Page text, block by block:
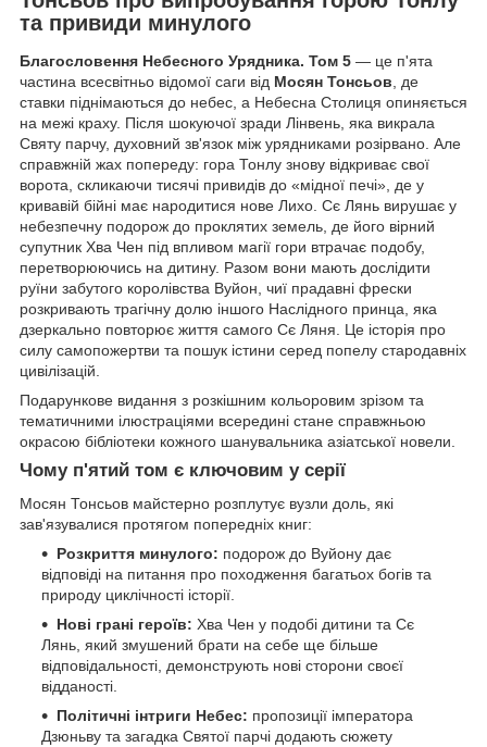
та привиди минулого
Благословення Небесного Урядника. Том 5 — це п'ята
частина всесвітньо відомої саги від Мосян Тонсьов, де
ставки піднімаються до небес, а Небесна Столиця опиняється
на межі краху. Після шокуючої зради Лінвень, яка викрала
Святу парчу, духовний зв'язок між урядниками розірвано. Але
справжній жах попереду: гора Тонлу знову відкриває свої
ворота, скликаючи тисячі привидів до «мідної печі», де у
кривавій бійні має народитися нове Лихо. Сє Лянь вирушає у
небезпечну подорож до проклятих земель, де його вірний
супутник Хва Чен під впливом магії гори втрачає подобу,
перетворюючись на дитину. Разом вони мають дослідити
руїни забутого королівства Вуйон, чиї прадавні фрески
розкривають трагічну долю іншого Наслідного принца, яка
дзеркально повторює життя самого Сє Ляня. Це історія про
силу самопожертви та пошук істини серед попелу стародавніх
цивілізацій.
Подарункове видання з розкішним кольоровим зрізом та
тематичними ілюстраціями всередині стане справжньою
окрасою бібліотеки кожного шанувальника азіатської новели.
Чому п'ятий том є ключовим у серії
Мосян Тонсьов майстерно розплутує вузли доль, які
зав'язувалися протягом попередніх книг:
Розкриття минулого: подорож до Вуйону дає
відповіді на питання про походження багатьох богів та
природу циклічності історії.
Нові грані героїв: Хва Чен у подобі дитини та Сє
Лянь, який змушений брати на себе ще більше
відповідальності, демонструють нові сторони своєї
відданості.
Політичні інтриги Небес: пропозиції імператора
Дзюньву та загадка Святої парчі додають сюжету